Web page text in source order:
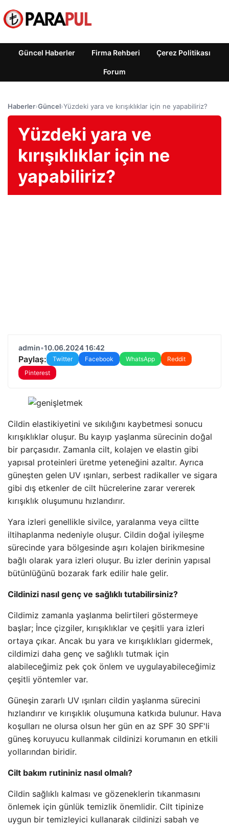
Güncel Haberler Firma Rehberi Çerez Politikası
Forum
Haberler›Güncel›Yüzdeki yara ve kırışıklıklar için ne yapabiliriz?
Yüzdeki yara ve
kırışıklıklar için ne
yapabiliriz?
admin•10.06.2024 16:42
Paylaş: Twitter Facebook WhatsApp
Reddit
Pinterest
Cildin elastikiyetini ve sıkılığını kaybetmesi sonucu
kırışıklıklar oluşur. Bu kayıp yaşlanma sürecinin doğal
bir parçasıdır. Zamanla cilt, kolajen ve elastin gibi
yapısal proteinleri üretme yeteneğini azaltır. Ayrıca
güneşten gelen UV ışınları, serbest radikaller ve sigara
gibi dış etkenler de cilt hücrelerine zarar vererek
kırışıklık oluşumunu hızlandırır.
Yara izleri genellikle sivilce, yaralanma veya ciltte
iltihaplanma nedeniyle oluşur. Cildin doğal iyileşme
sürecinde yara bölgesinde aşırı kolajen birikmesine
bağlı olarak yara izleri oluşur. Bu izler derinin yapısal
bütünlüğünü bozarak fark edilir hale gelir.
Cildinizi nasıl genç ve sağlıklı tutabilirsiniz?
Cildimiz zamanla yaşlanma belirtileri göstermeye
başlar; İnce çizgiler, kırışıklıklar ve çeşitli yara izleri
ortaya çıkar. Ancak bu yara ve kırışıklıkları gidermek,
cildimizi daha genç ve sağlıklı tutmak için
alabileceğimiz pek çok önlem ve uygulayabileceğimiz
çeşitli yöntemler var.
Güneşin zararlı UV ışınları cildin yaşlanma sürecini
hızlandırır ve kırışıklık oluşumuna katkıda bulunur. Hava
koşulları ne olursa olsun her gün en az SPF 30 SPF'li
güneş koruyucu kullanmak cildinizi korumanın en etkili
yollarından biridir.
Cilt bakım rutininiz nasıl olmalı?
Cildin sağlıklı kalması ve gözeneklerin tıkanmasını
önlemek için günlük temizlik önemlidir. Cilt tipinize
uygun bir temizleyici kullanarak cildinizi sabah ve